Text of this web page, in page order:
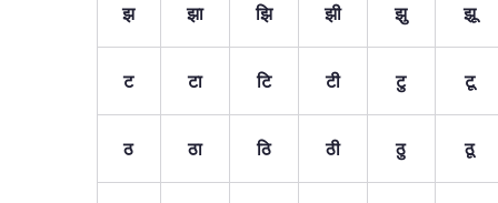
झ झा झि झी झु झू
ट टा टि टी टु टू
ठ ठा ठि ठी ठु ठू